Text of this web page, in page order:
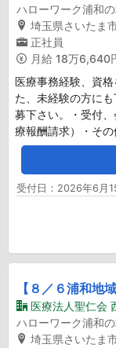
ハローワーク浦和の
埼玉県さいたま
正社員
月給 18万6,640
医療事務経験、資
た、未経験の方に
募下さい。・受付
療報酬請求）・その
受付日：2026年6月
【８／６浦和地
医療法人聖仁会
ハローワーク浦和
埼玉県さいたま